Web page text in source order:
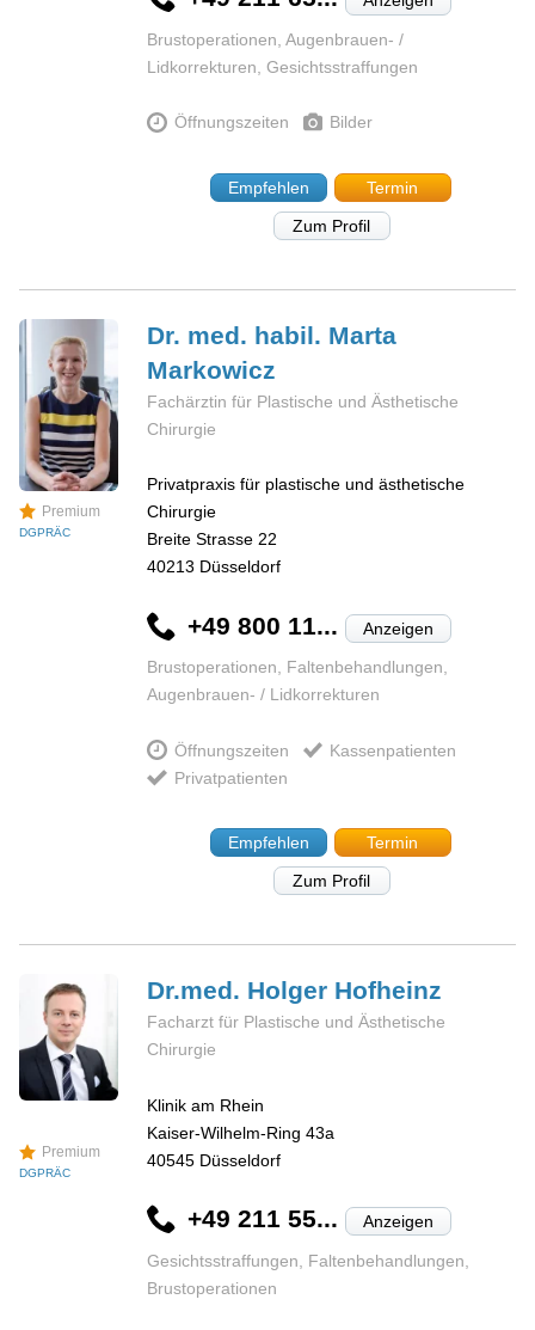
Brustoperationen, Augenbrauen- /
Lidkorrekturen, Gesichtsstraffungen
Öffnungszeiten Bilder
Empfehlen
Termin
Zum Profil
Premium
DGPRÄC
Dr. med. habil. Marta
Markowicz
Fachärztin für Plastische und Ästhetische
Chirurgie
Privatpraxis für plastische und ästhetische
Chirurgie
Breite Strasse 22
40213 Düsseldorf
+49 800 11... Anzeigen
Brustoperationen, Faltenbehandlungen,
Augenbrauen- / Lidkorrekturen
Öffnungszeiten
Kassenpatienten
Privatpatienten
Empfehlen
Termin
Zum Profil
Premium
DGPRÄC
Dr.med. Holger Hofheinz
Facharzt für Plastische und Ästhetische
Chirurgie
Klinik am Rhein
Kaiser-Wilhelm-Ring 43a
40545 Düsseldorf
+49 211 55... Anzeigen
Gesichtsstraffungen, Faltenbehandlungen,
Brustoperationen